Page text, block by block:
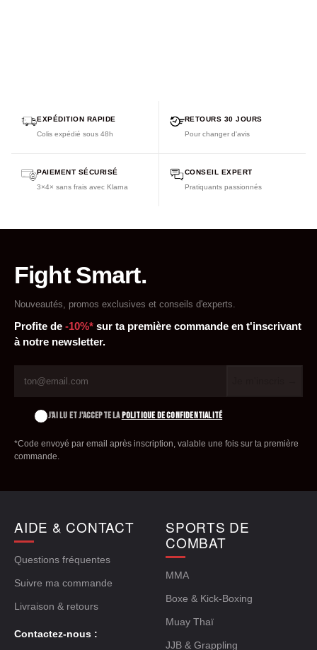
EXPÉDITION RAPIDE
Colis expédié sous 48h
RETOURS 30 JOURS
Pour changer d'avis
PAIEMENT SÉCURISÉ
3×4× sans frais avec Klarna
CONSEIL EXPERT
Pratiquants passionnés
Fight Smart.
Nouveautés, promos exclusives et conseils d'experts.
Profite de -10%* sur ta première commande en t'inscrivant
à notre newsletter.
J'AI LU ET J'ACCEPTE LAPOLITIQUE DE CONFIDENTIALITÉ
*Code envoyé par email après inscription, valable une fois sur ta première
commande.
AIDE & CONTACT
Questions fréquentes
Suivre ma commande
Livraison & retours
Contactez-nous :
SPORTS DE
COMBAT
MMA
Boxe & Kick-Boxing
Muay Thaï
JJB & Grappling